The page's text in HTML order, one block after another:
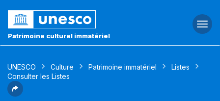
Patrimoine culturel immatériel
UNESCO Culture Patrimoine immatériel
Listes
Consulter les Listes